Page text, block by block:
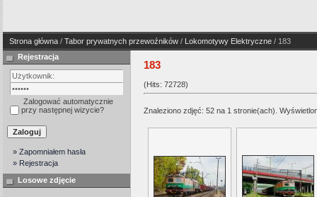
Strona główna/ Tabor prywatnych przewoźników/ Lokomotywy Elektryczne/ 183
Rejestracja
Zalogować automatycznie
przy następnej wizycie?
» Zapomniałem hasła
» Rejestracja
Losowe zdjęcie
183
(Hits: 72728)
Znaleziono zdjęć: 52 na 1 stronie(ach).